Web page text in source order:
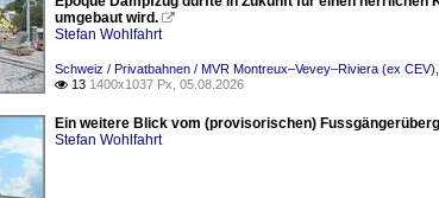
umgebaut wird. 
Stefan Wohlfahrt
Schweiz / Privatbahnen / MVR Montreux–Vevey–Riviera (ex CEV)
 13 1400x1037 Px, 05.08.2026
Ein weitere Blick vom (provisorischen)
Stefan Wohlfahrt